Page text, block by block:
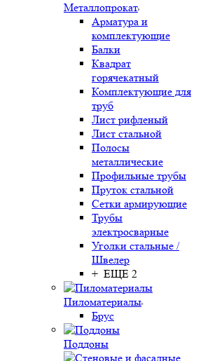
Металлопрокат
Арматура и
комплектующие
Балки
Квадрат
горячекатный
Комплектующие для
труб
Лист рифленый
Лист стальной
Полосы
металлические
Профильные трубы
Пруток стальной
Сетки армирующие
Трубы
электросварные
Уголки стальные /
Швелер
+ ЕЩЕ 2
Пиломатериалы
Брус
Поддоны